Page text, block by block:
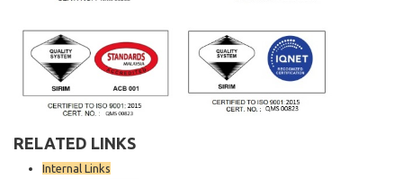
RELATED LINKS
Internal Links